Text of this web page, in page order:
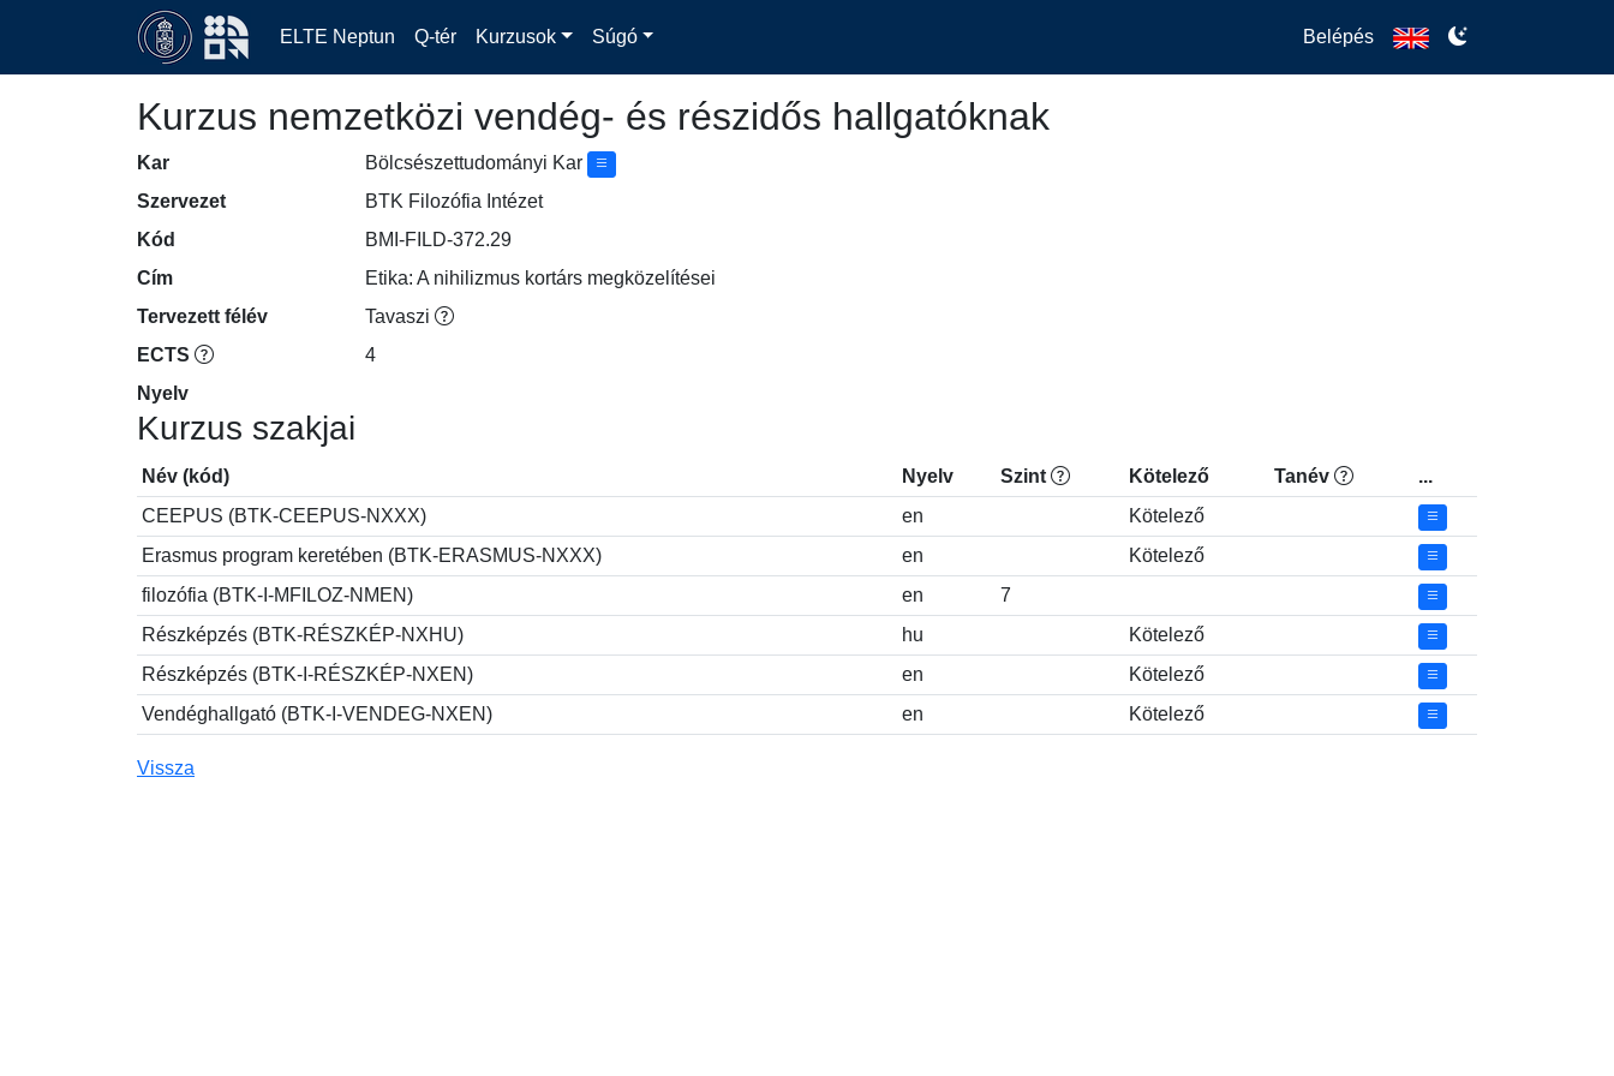
ELTE Neptun Q-tér Kurzusok Súgó Belépés
Kurzus nemzetközi vendég- és részidős hallgatóknak
Kar
Bölcsészettudományi Kar
Szervezet
BTK Filozófia Intézet
Kód
BMI-FILD-372.29
Cím
Etika: A nihilizmus kortárs megközelítései
Tervezett félév
Tavaszi
ECTS
4
Nyelv
Kurzus szakjai
Név (kód) Nyelv Szint Kötelező Tanév
...
CEEPUS (BTK-CEEPUS-NXXX)
en
Kötelező
Erasmus program keretében (BTK-ERASMUS-NXXX)
en
Kötelező
filozófia (BTK-I-MFILOZ-NMEN)
en
7
Részképzés (BTK-RÉSZKÉP-NXHU)
hu
Kötelező
Részképzés (BTK-I-RÉSZKÉP-NXEN)
en
Kötelező
Vendéghallgató (BTK-I-VENDEG-NXEN)
en Kötelező
Vissza